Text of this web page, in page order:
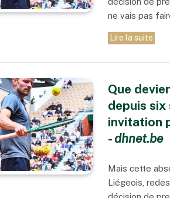
ne vais pas
Lire la suite
Que
depuis six
invitation
-dhnet.be
Mais cette
Liégeois,